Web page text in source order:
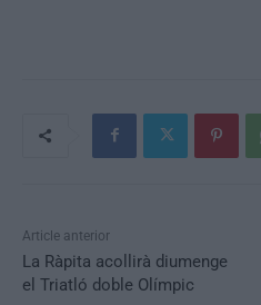
Article anterior
La Ràpita acollirà diumenge
el Triatló doble Olímpic